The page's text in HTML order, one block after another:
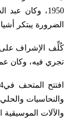
1950، وكان
الضرورة يبتكر
تجري فيه، وكان
والنحاسيات
والآلات الموسيقية